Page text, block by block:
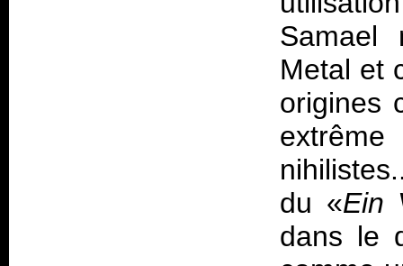
Samael
Metal et
origines
du «Ein
dans le